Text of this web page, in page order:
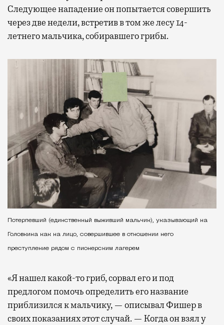
Следующее нападение он попытается совершить
через две недели, встретив в том же лесу 14-
летнего мальчика, собиравшего грибы.
Потерпевший (единственный выживший мальчик), указывающий на
Головкина как на лицо, совершившее в отношении него
преступление рядом с пионерским лагерем
«Я нашел какой-то гриб, сорвал его и под
предлогом помочь определить его название
приблизился к мальчику, — описывал Фишер в
своих показаниях этот случай. — Когда он взял у